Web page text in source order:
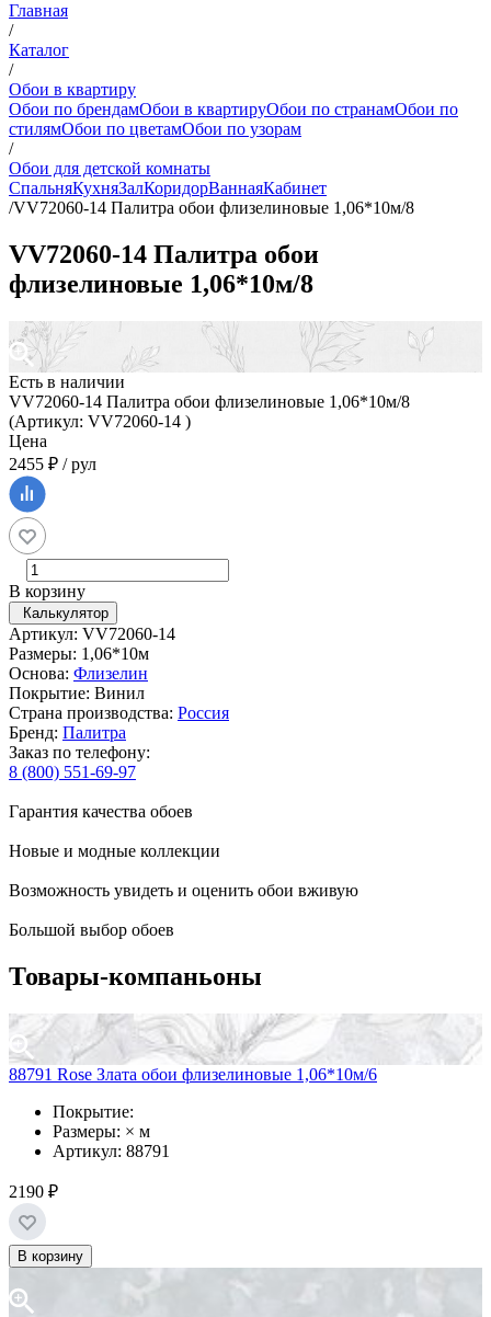
Главная
/
Каталог
/
Обои в квартиру
Обои по брендамОбои в квартируОбои по странамОбои по
стилямОбои по цветамОбои по узорам
/
Обои для детской комнаты
СпальняКухняЗалКоридорВаннаяКабинет
/VV72060-14 Палитра обои флизелиновые 1,06*10м/8
VV72060-14 Палитра обои
флизелиновые 1,06*10м/8
Есть в наличии
VV72060-14 Палитра обои флизелиновые 1,06*10м/8
(Артикул: VV72060-14 )
Цена
2455 ₽ / рул
В корзину
Калькулятор
Артикул: VV72060-14
Размеры: 1,06*10м
Основа: Флизелин
Покрытие: Винил
Страна производства: Россия
Бренд: Палитра
Заказ по телефону:
8 (800) 551-69-97
Гарантия качества обоев
Новые и модные коллекции
Возможность увидеть и оценить обои вживую
Большой выбор обоев
Товары-компаньоны
88791 Rose Злата обои флизелиновые 1,06*10м/6
Покрытие:
Размеры: × м
Артикул: 88791
2190 ₽
В корзину